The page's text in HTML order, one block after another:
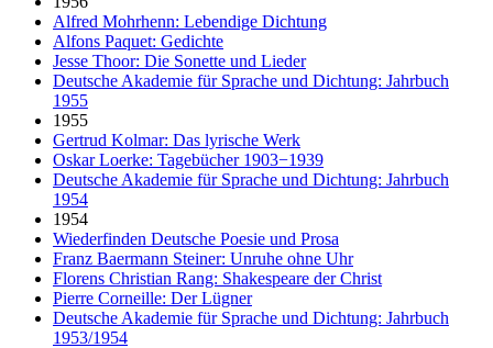
Alfred Mohrhenn: Lebendige Dichtung
Alfons Paquet: Gedichte
Jesse Thoor: Die Sonette und Lieder
Deutsche Akademie für Sprache und Dichtung: Jahrbuch
1955
1955
Gertrud Kolmar: Das lyrische Werk
Oskar Loerke: Tagebücher 1903−1939
Deutsche Akademie für Sprache und Dichtung: Jahrbuch
1954
1954
Wiederfinden Deutsche Poesie und Prosa
Franz Baermann Steiner: Unruhe ohne Uhr
Florens Christian Rang: Shakespeare der Christ
Pierre Corneille: Der Lügner
Deutsche Akademie für Sprache und Dichtung: Jahrbuch
1953/1954